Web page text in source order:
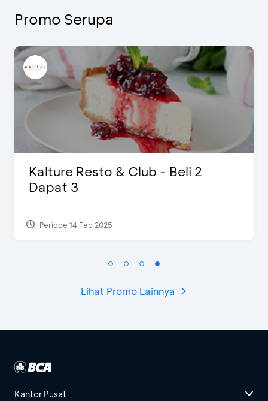
Promo Serupa
D’Cost - Diskon 50% Makanan &
Ekstra 2 Minuman
Periode 17 Sep 2023
Lihat Promo Lainnya
Kantor Pusat